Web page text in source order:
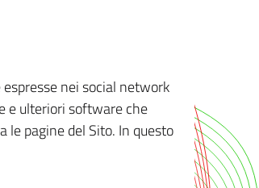
nei social network
e ulteriori software che
pagine del Sito. In questo